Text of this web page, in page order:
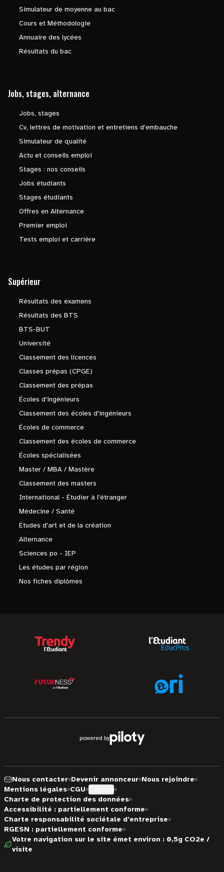
Simulateur de moyenne au bac
Cours et Méthodologie
Annuaire des lycées
Résultats du bac
Jobs, stages, alternance
Jobs, stages
Cv, lettres de motivation et entretiens d'embauche
Simulateur de qualité
Actu et conseils emploi
Stages : nos conseils
Jobs étudiants
Stages étudiants
Offres en Alternance
Premier emploi
Tests emploi et carrière
Supérieur
Résultats des examens
Résultats des BTS
BTS-BUT
Université
Classement des licences
Classes prépas (CPGE)
Classement des prépas
Écoles d'ingénieurs
Classement des écoles d'ingénieurs
Écoles de commerce
Classement des écoles de commerce
Écoles spécialisées
Master / MBA / Mastère
Classement des masters
International - Étudier à l'étranger
Médecine / Santé
Études d'art et de la création
Alternance
Sciences po - IEP
Les études par région
Nos fiches diplômes
powered by
Nous contacter Devenir annonceur Nous rejoindre
Mentions légales CGU
Charte de protection des données
Accessibilité : partiellement conforme
Charte responsabilité sociétale d'entreprise
RGESN : partiellement conforme
Votre navigation sur le site émet environ : 0,5g CO2e /
visite